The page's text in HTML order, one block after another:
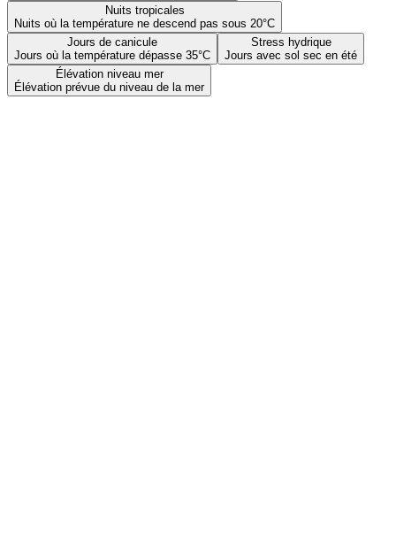
Nuits tropicales
Nuits où la température ne descend pas sous 20°C
Jours de canicule
Jours où la température dépasse 35°C
Stress hydrique
Jours avec sol sec en été
Élévation niveau mer
Élévation prévue du niveau de la mer